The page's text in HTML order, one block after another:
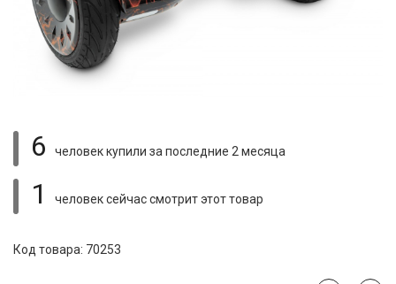
6 человек купили за последние 2 месяца
1 человек сейчас смотритэтот товар
Код товара: 70253